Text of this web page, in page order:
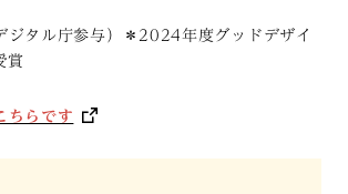
ジタル庁参与）＊2024年度グッドデザイ
賞
ちらです